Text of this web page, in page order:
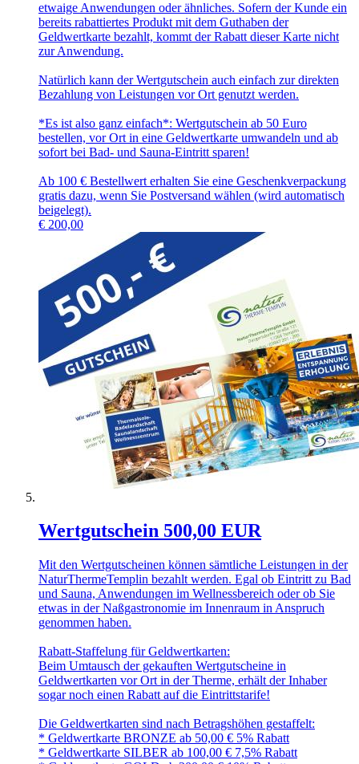
etwaige Anwendungen oder ähnliches. Sofern der Kunde ein
bereits rabattiertes Produkt mit dem Guthaben der
Geldwertkarte bezahlt, kommt der Rabatt dieser Karte nicht
zur Anwendung.
Natürlich kann der Wertgutschein auch einfach zur direkten
Bezahlung von Leistungen vor Ort genutzt werden.
*Es ist also ganz einfach*: Wertgutschein ab 50 Euro
bestellen, vor Ort in eine Geldwertkarte umwandeln und ab
sofort bei Bad- und Sauna-Eintritt sparen!
Ab 100 € Bestellwert erhalten Sie eine Geschenkverpackung
gratis dazu, wenn Sie Postversand wählen (wird automatisch
beigelegt).
€ 200,00
Wertgutschein 500,00 EUR
Mit den Wertgutscheinen können sämtliche Leistungen in der
NaturThermeTemplin bezahlt werden. Egal ob Eintritt zu Bad
und Sauna, Anwendungen im Wellnessbereich oder ob Sie
etwas in der Naßgastronomie im Innenraum in Anspruch
genommen haben.
Rabatt-Staffelung für Geldwertkarten:
Beim Umtausch der gekauften Wertgutscheine in
Geldwertkarten vor Ort in der Therme, erhält der Inhaber
sogar noch einen Rabatt auf die Eintrittstarife!
Die Geldwertkarten sind nach Betragshöhen gestaffelt:
* Geldwertkarte BRONZE ab 50,00 € 5% Rabatt
* Geldwertkarte SILBER ab 100,00 € 7,5% Rabatt